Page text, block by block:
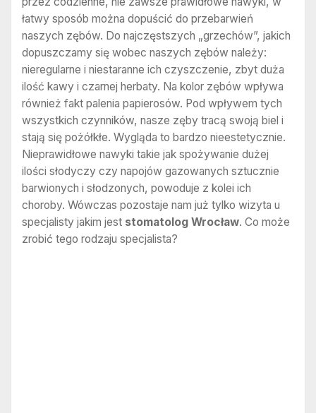
łatwy sposób można dopuścić do przebarwień
naszych zębów. Do najczęstszych „grzechów”, jakich
dopuszczamy się wobec naszych zębów należy:
nieregularne i niestaranne ich czyszczenie, zbyt duża
ilość kawy i czarnej herbaty. Na kolor zębów wpływa
również fakt palenia papierosów. Pod wpływem tych
wszystkich czynników, nasze zęby tracą swoją biel i
stają się pożółkłe. Wygląda to bardzo nieestetycznie.
Nieprawidłowe nawyki takie jak spożywanie dużej
ilości słodyczy czy napojów gazowanych sztucznie
barwionych i słodzonych, powoduje z kolei ich
choroby. Wówczas pozostaje nam już tylko wizyta u
specjalisty jakim jest stomatolog Wrocław. Co może
zrobić tego rodzaju specjalista?